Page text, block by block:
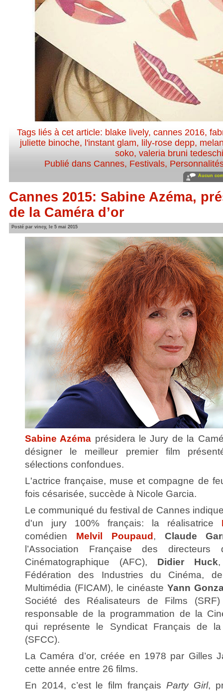
Tags liés à cet article: blake lively, cannes 2016,
juliette binoche, l'instant glam, lily-rose depp,
soko,valeria bruni
Publié dans Cannes, Festivals,
Aucun
Cannes 2015: Sabine Azéma,
de la Caméra d’or
Posté par vincy, le 5 mai 2015
Sabine Azéma présidera le Jury de la
désigner le meilleur premier film
sélections confondues.
L'actrice française, muse et compagne de
fois césarisée, succède à Nicole Garcia.
Le communiqué du festival de Cannes
d'un jury 100% français: la réalisatrice
comédien Melvil Poupaud, Claude
l’Association Française des
Cinématographique (AFC), Didier Huck
Fédération des Industries du Cinéma,
Multimédia (FICAM), le cinéaste Yann
Société des Réalisateurs de Films
responsable de la programmation de la
qui représente le Syndicat Français de
(SFCC).
La Caméra d’or, créée en 1978 par Gilles
cette année entre 26 films.
En 2014, c’est le film français Party Girl,